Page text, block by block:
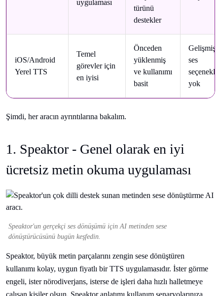
uygulaması
türünü
destekler
iOS/Android
Yerel TTS
Temel
görevler için
en iyisi
Önceden
yüklenmiş
ve kullanımı
basit
Gelişmiş
ses
yok
Şimdi, her aracın ayrıntılarına bakalım.
1. Speaktor - Genel olarak en iyi
ücretsiz metin okuma uygulaması
Speaktor'un gerçekçi ses dönüşümü için AI metinden sese
dönüştürücüsünü bugün keşfedin.
Speaktor, büyük metin parçalarını zengin sese dönüştüren
kullanımı kolay, uygun fiyatlı bir TTS uygulamasıdır. İster görme
engeli, ister nörodiverjans, isterse de işleri daha hızlı halletmeye